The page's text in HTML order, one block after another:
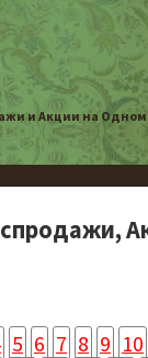
и Акции на Одном
5 6 7 8 9 10